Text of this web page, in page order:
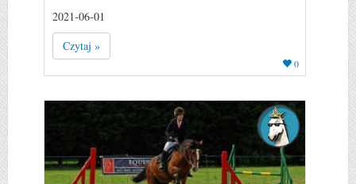
2021-06-01
Czytaj »
0